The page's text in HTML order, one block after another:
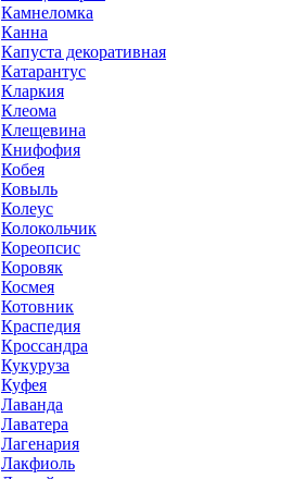
Камнеломка
Канна
Капуста декоративная
Катарантус
Кларкия
Клеома
Клещевина
Книфофия
Кобея
Ковыль
Колеус
Колокольчик
Кореопсис
Коровяк
Космея
Котовник
Краспедия
Кроссандра
Кукуруза
Куфея
Лаванда
Лаватера
Лагенария
Лакфиоль